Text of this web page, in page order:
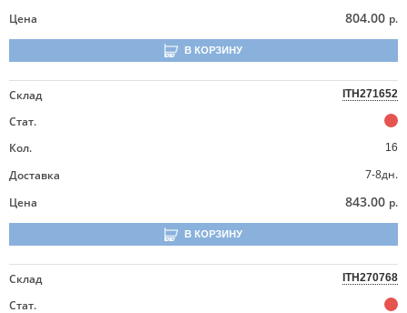
Цена
804.00 р.
В КОРЗИНУ
Склад ITH271652
Стат.
Кол.
16
Доставка
7-8дн.
Цена
843.00 р.
В КОРЗИНУ
Склад ITH270768
Стат.